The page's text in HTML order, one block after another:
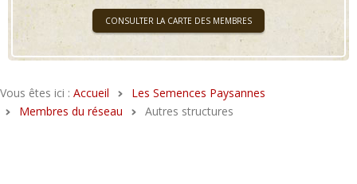
CONSULTER LA CARTE DES MEMBRES
Vous êtes ici : Accueil
Les Semences Paysannes
Membres du réseau
Autres structures